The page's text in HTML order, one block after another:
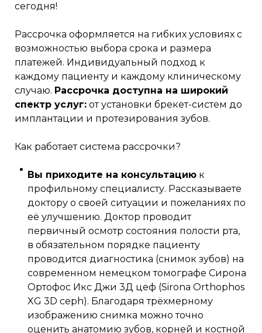
сегодня!
Рассрочка оформляется на гибких условиях с
возможностью выбора срока и размера
платежей. Индивидуальный подход к
каждому пациенту и каждому клиническому
случаю. Рассрочка доступна на широкий
спектр услуг: от установки брекет-систем до
имплантации и протезирования зубов.
Как работает система рассрочки?
Вы приходите на консультацию к
профильному специалисту. Рассказываете
доктору о своей ситуации и пожеланиях по
её улучшению. Доктор проводит
первичный осмотр состояния полости рта,
в обязательном порядке пациенту
проводится диагностика (снимок зубов) на
современном немецком томографе Сирона
Ортофос Икс Джи 3Д цеф (Sirona Orthophos
XG 3D ceph). Благодаря трёхмерному
изображению снимка можно точно
оценить анатомию зубов, корней и костной